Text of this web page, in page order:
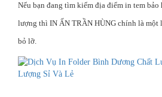
Nếu bạn đang tìm kiếm địa điểm in tem
lượng thì IN ẤN TRẦN HÙNG chính là một
bỏ lỡ.